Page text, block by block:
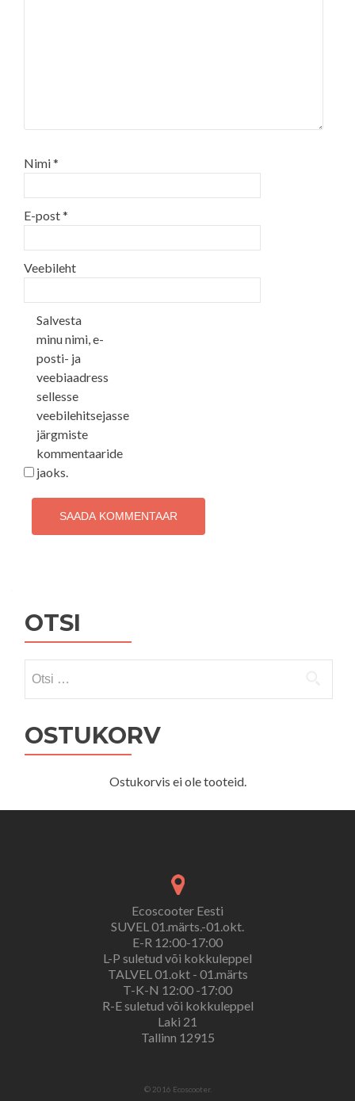
Nimi*
E-post*
Veebileht
Salvesta
minu nimi, e-
posti- ja
veebiaadress
sellesse
veebilehitsejasse
järgmiste
kommentaaride
jaoks.
OTSI
OSTUKORV
Ostukorvis ei ole tooteid.
Ecoscooter Eesti
SUVEL 01.märts.-01.okt.
E-R 12:00-17:00
L-P suletud või kokkuleppel
TALVEL 01.okt - 01.märts
T-K-N 12:00 -17:00
R-E suletud või kokkuleppel
Laki 21
Tallinn 12915
© 2016 Ecoscooter.